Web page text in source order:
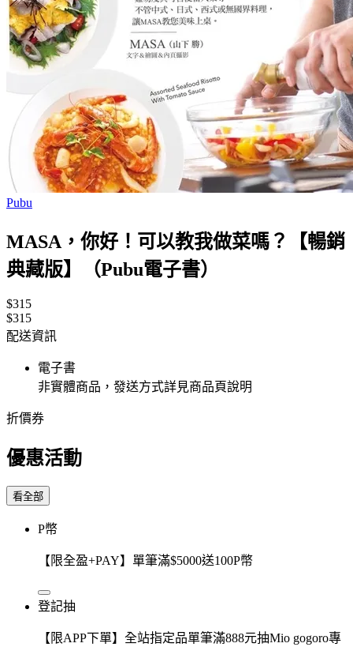
Pubu
MASA，你好！可以教我做菜嗎？【暢銷
典藏版】（Pubu電子書）
$315
$315
配送資訊
電子書
非實體商品，發送方式詳見商品頁說明
折價券
優惠活動
看全部
P幣
【限全盈+PAY】單筆滿$5000送100P幣
登記抽
【限APP下單】全站指定品單筆滿888元抽Mio gogoro專